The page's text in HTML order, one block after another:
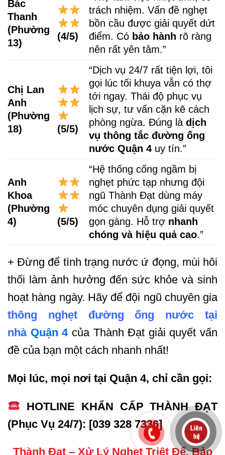
Bác
Thanh
(Phường
13)
(4/5)
trách nhiệm. Vấn đề nghẹt
bồn cầu được giải quyết dứt
điểm. Có bảo hành rõ ràng
nên rất yên tâm.”
Chị Lan
Anh
(Phường
18)
(5/5)
“Dịch vụ 24/7 rất tiện lợi, tôi
gọi lúc tối khuya vẫn có thợ
tới ngay. Thái độ phục vụ
lịch sự, tư vấn cặn kẽ cách
phòng ngừa. Đúng làdịch
vụ thông tắc đường ống
nước Quận 4 uy tín.”
Anh
Khoa
(Phường
4)
(5/5)
“Hệ thống cống ngầm bị
nghẹt phức tạp nhưng đội
ngũ Thành Đạt dùng máy
móc chuyên dụng giải quyết
gọn gàng. Hỗ trợ nhanh
chóng và hiệu quả cao.”
+ Đừng để tình trạng nước ứ đọng, mùi hôi
thối làm ảnh hưởng đến sức khỏe và sinh
hoạt hàng ngày. Hãy để đội ngũ chuyên gia
thông nghẹt đường ống nước tại
nhàQuận 4của Thành Đạt giải quyết vấn
đề của bạn một cách nhanh nhất!
Mọi lúc, mọi nơi tại Quận 4, chỉ cần gọi:
HOTLINE KHẨN CẤP THÀNH ĐẠT
(Phục Vụ 24/7): [039 328 7336]
Thành Đạt – Xử Lý Nghẹt Triệt Để, Bảo